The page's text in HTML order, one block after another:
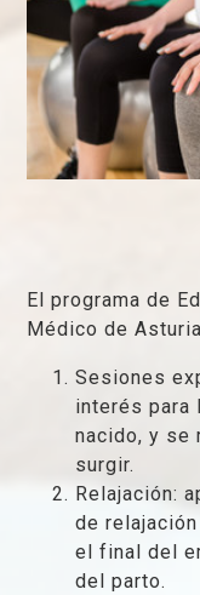
El programa de
Médico de
Sesiones
interés para
nacido, y se
surgir.
Relajación:
de
el final del
del parto.